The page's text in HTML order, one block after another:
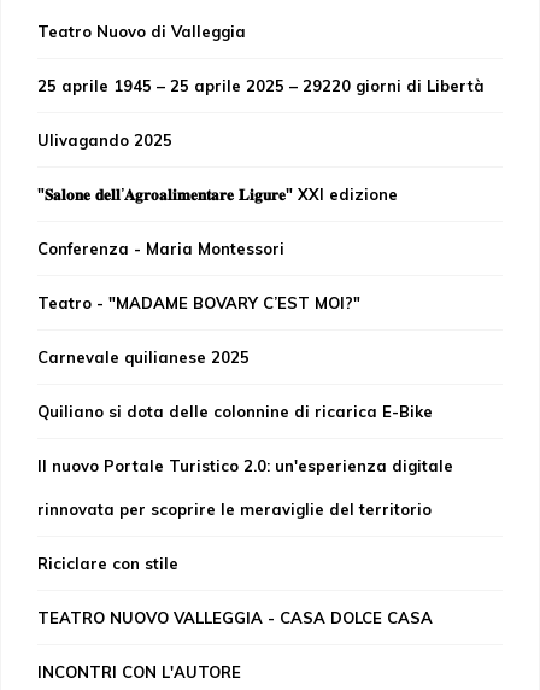
Teatro Nuovo di Valleggia
25 aprile 1945 – 25 aprile 2025 – 29220 giorni di Libertà
Ulivagando 2025
"𝐒𝐚𝐥𝐨𝐧𝐞 𝐝𝐞𝐥𝐥’𝐀𝐠𝐫𝐨𝐚𝐥𝐢𝐦𝐞𝐧𝐭𝐚𝐫𝐞 𝐋𝐢𝐠𝐮𝐫𝐞" XXI edizione
Conferenza - Maria Montessori
Teatro - "MADAME BOVARY C’EST MOI?"
Carnevale quilianese 2025
Quiliano si dota delle colonnine di ricarica E-Bike
Il nuovo Portale Turistico 2.0: un'esperienza digitale
rinnovata per scoprire le meraviglie del territorio
Riciclare con stile
TEATRO NUOVO VALLEGGIA - CASA DOLCE CASA
INCONTRI CON L'AUTORE